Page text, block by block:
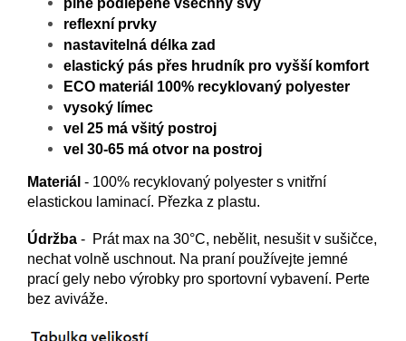
plně podlepené všechny švy
reflexní prvky
nastavitelná délka zad
elastický pás přes hrudník pro vyšší komfort
ECO materiál 100% recyklovaný polyester
vysoký límec
vel 25 má všitý postroj
vel 30-65 má otvor na postroj
Materiál - 100% recyklovaný polyester s vnitřní
elastickou laminací. Přezka z plastu.
Údržba - Prát max na 30°C, nebělit, nesušit v sušičce,
nechat volně uschnout. Na praní používejte jemné
prací gely nebo výrobky pro sportovní vybavení. Perte
bez aviváže.